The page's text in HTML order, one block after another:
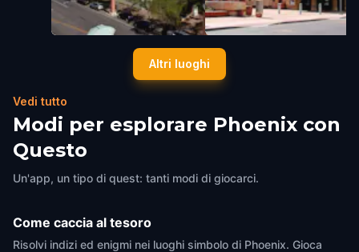
Herberger Theater Center
United States of America
Orpheum Theatre Phoenix
Altri luoghi
Vedi tutto
Modi per esplorare Phoenix con
Questo
Un'app, un tipo di quest: tanti modi di giocarci.
Come caccia al tesoro
Risolvi indizi ed enigmi nei luoghi simbolo di Phoenix. Gioca